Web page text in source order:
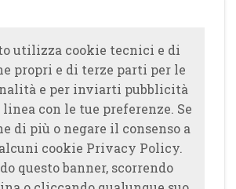
utilizza cookie tecnici e di
propri e di terze parti per le
e per inviarti pubblicità
con le tue preferenze. Se
di più o negare il consenso a
cookie Privacy Policy.
questo banner, scorrendo